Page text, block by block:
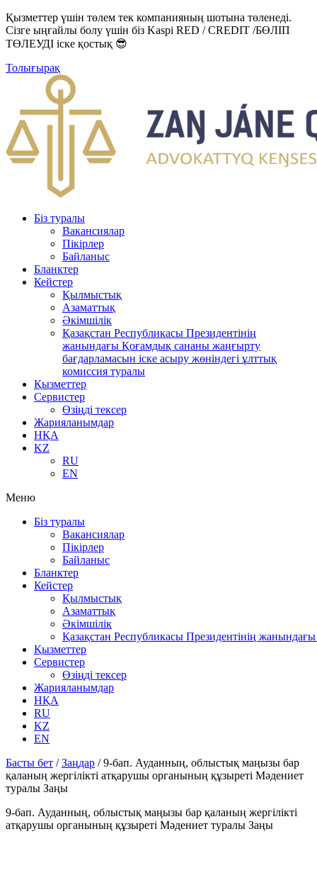
Қызметтер үшін төлем тек компанияның шотына төленеді.
Сізге ыңғайлы болу үшін біз Kaspi RED / CREDIT /БӨЛІП
ТӨЛЕУДІ іске қостық 😎
Толығырақ
Біз туралы
Вакансиялар
Пікірлер
Байланыс
Бланктер
Кейстер
Қылмыстық
Азаматтық
Әкімшілік
Қазақстан Республикасы Президентінің
жанындағы Қоғамдық сананы жаңғырту
бағдарламасын іске асыру жөніндегі ұлттық
комиссия туралы
Қызметтер
Сервистер
Өзіңді тексер
Жарияланымдар
НҚА
KZ
RU
EN
Меню
Біз туралы
Вакансиялар
Пікірлер
Байланыс
Бланктер
Кейстер
Қылмыстық
Азаматтық
Әкімшілік
Қазақстан Республикасы Президентінің
Қызметтер
Сервистер
Өзіңді тексер
Жарияланымдар
НҚА
RU
KZ
EN
Басты бет /Заңдар /9-бап. Ауданның, облыстық маңызы бар
қаланың жергілікті атқарушы органының құзыреті Мәдениет
туралы Заңы
9-бап. Ауданның, облыстық маңызы бар қаланың жергілікті
атқарушы органының құзыреті Мәдениет туралы Заңы